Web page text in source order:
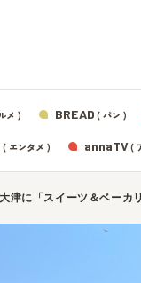
メ ) BREAD ( パン )
( エンタメ ) annaTV(
津に「スイーツ＆ベーカ